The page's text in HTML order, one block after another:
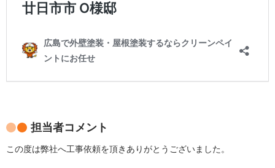
担当者コメント
この度は弊社へ工事依頼を頂きありがとうございました。